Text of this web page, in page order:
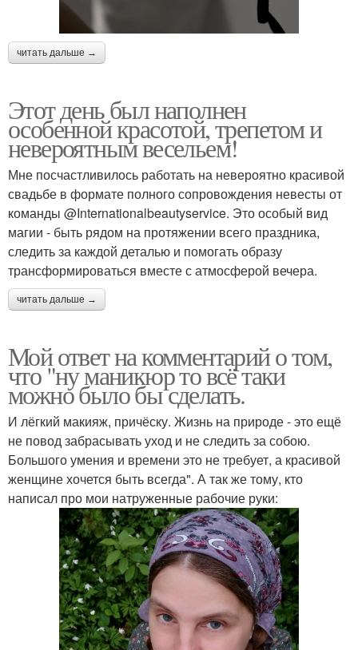
читать дальше →
Этот день был наполнен
особенной красотой, трепетом и
невероятным весельем!
Мне посчастливилось работать на невероятно красивой
свадьбе в формате полного сопровождения невесты от
команды @Internationalbeautyservice. Это особый вид
магии - быть рядом на протяжении всего праздника,
следить за каждой деталью и помогать образу
трансформироваться вместе с атмосферой вечера.
читать дальше →
Мой ответ на комментарий о том,
что "ну маникюр то всё таки
можно было бы сделать.
И лёгкий макияж, причёску. Жизнь на природе - это ещё
не повод забрасывать уход и не следить за собою.
Большого умения и времени это не требует, а красивой
женщине хочется быть всегда". А так же тому, кто
написал про мои натруженные рабочие руки: